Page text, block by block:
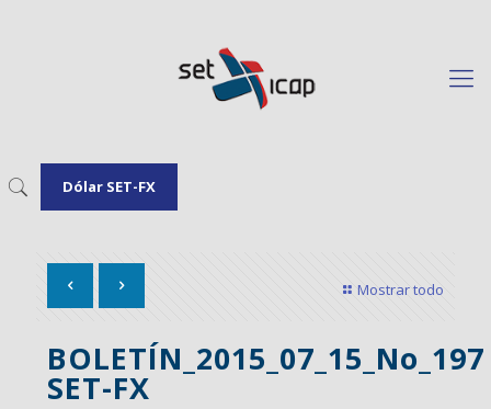
Dólar SET-FX
Mostrar todo
BOLETÍN_2015_07_15_No_197
SET-FX